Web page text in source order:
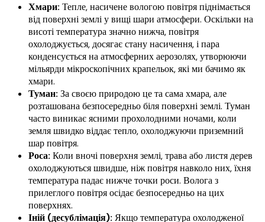
Хмари: Тепле, насичене вологою повітря піднімається
від поверхні землі у вищі шари атмосфери. Оскільки на
висоті температура значно нижча, повітря
охолоджується, досягає стану насичення, і пара
конденсується на атмосферних аерозолях, утворюючи
мільярди мікроскопічних крапельок, які ми бачимо як
хмари.
Туман: За своєю природою це та сама хмара, але
розташована безпосередньо біля поверхні землі. Туман
часто виникає ясними прохолодними ночами, коли
земля швидко віддає тепло, охолоджуючи приземний
шар повітря.
Роса: Коли вночі поверхня землі, трава або листя дерев
охолоджуються швидше, ніж повітря навколо них, їхня
температура падає нижче точки роси. Волога з
прилеглого повітря осідає безпосередньо на цих
поверхнях.
Іній (десублімація): Якщо температура охолодженої